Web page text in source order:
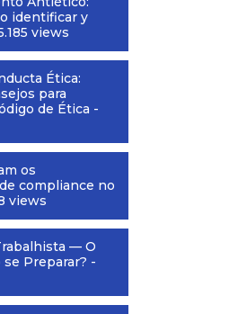
identificar y
views
Ética:
para
de Ética -
os
compliance no
views
— O
se Preparar? -